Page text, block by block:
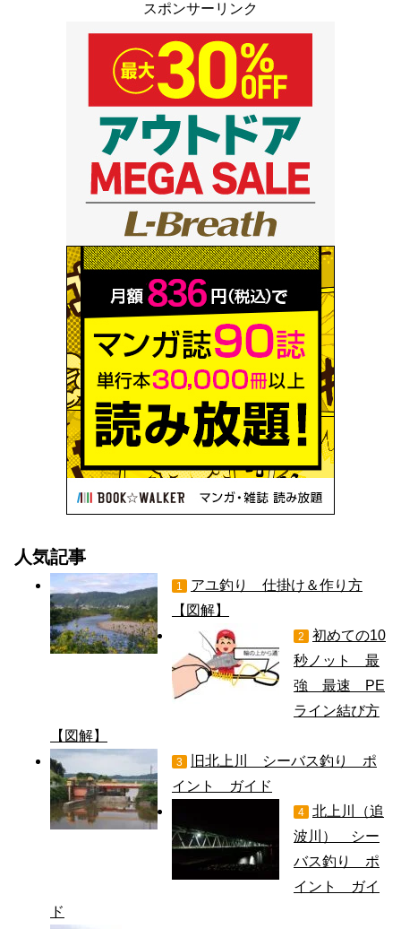
スポンサーリンク
人気記事
1
アユ釣り 仕掛け＆作り方
【図解】
2
初めての10
秒ノット 最
強 最速 PE
ライン結び方
【図解】
3
旧北上川 シーバス釣り ポ
イント ガイド
4
北上川（追
波川） シー
バス釣り ポ
イント ガイ
ド